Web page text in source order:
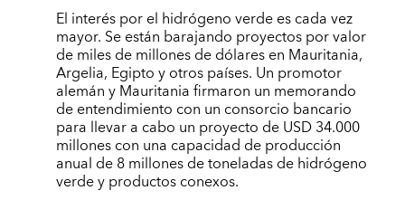
El interés por el hidrógeno verde es cada vez
mayor. Se están barajando proyectos por valor
de miles de millones de dólares en Mauritania,
Argelia, Egipto y otros países. Un promotor
alemán y Mauritania firmaron un memorando
de entendimiento con un consorcio bancario
para llevar a cabo un proyecto de USD 34.000
millones con una capacidad de producción
anual de 8 millones de toneladas de hidrógeno
verde y productos conexos.